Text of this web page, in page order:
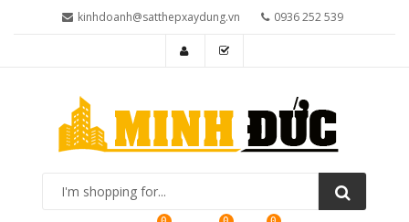
kinhdoanh@satthepxaydung.vn 0936 252 539
shopping